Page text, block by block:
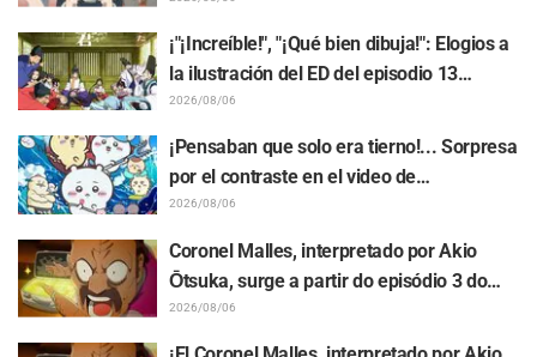
comentarios como: "Anya se está
derritiendo"
¡"¡Increíble!", "¡Qué bien dibuja!": Elogios a
la ilustración del ED del episodio 13
realizada por Asaki Yuikawa, actriz de voz
del protagonista de "The Elusive Samurai"
2026/08/06
¡Pensaban que solo era tierno!... Sorpresa
por el contraste en el video de
preparación previa al estreno de la
película de "Chiikawa": "Es más crudo de
lo imaginado", "Hablan puro de trabajo"
2026/08/06
Coronel Malles, interpretado por Akio
Ōtsuka, surge a partir do episódio 3 do
anime de TV "The Ghost in the Shell"!
Comentário do elenco e arte final são
2026/08/06